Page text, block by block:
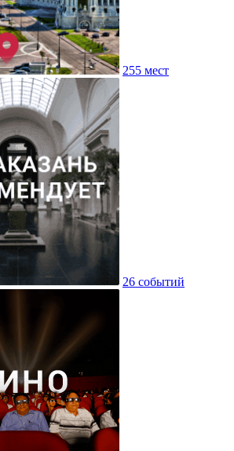
255 мест
26 событий